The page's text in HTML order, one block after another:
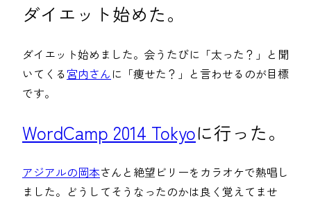
ダイエット始めた。
ダイエット始めました。会うたびに「太った？」と聞
いてくる宮内さん に「痩せた？」と言わせるのが目標
です。
WordCamp 2014 Tokyoに行った。
アジアルの岡本さんと絶望ビリーをカラオケで熱唱し
ました。どうしてそうなったのかは良く覚えてませ